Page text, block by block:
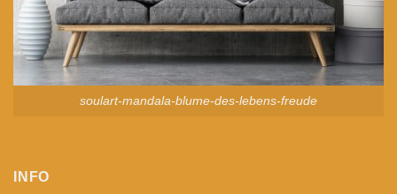
soulart-mandala-blume-des-lebens-freude
INFO